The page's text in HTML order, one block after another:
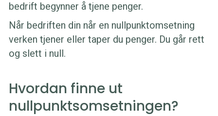
bedrift begynner å tjene penger.
Når bedriften din når en nullpunktomsetning
verken tjener eller taper du penger. Du går rett
og slett i null.
Hvordan finne ut
nullpunktsomsetningen?